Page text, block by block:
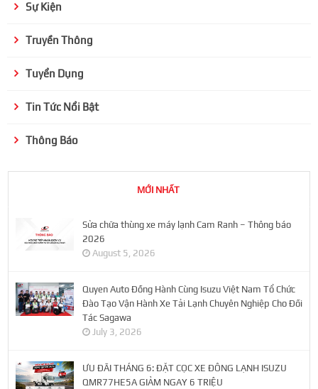
Sự Kiện
Truyền Thông
Tuyển Dụng
Tin Tức Nổi Bật
Thông Báo
MỚI NHẤT
Sửa chữa thùng xe máy lạnh Cam Ranh – Thông báo
2026
August 5, 2026
Quyen Auto Đồng Hành Cùng Isuzu Việt Nam Tổ Chức
Đào Tạo Vận Hành Xe Tải Lạnh Chuyên Nghiệp Cho Đối
Tác Sagawa
July 3, 2026
ƯU ĐÃI THÁNG 6: ĐẶT CỌC XE ĐÔNG LẠNH ISUZU
QMR77HE5A GIẢM NGAY 6 TRIỆU